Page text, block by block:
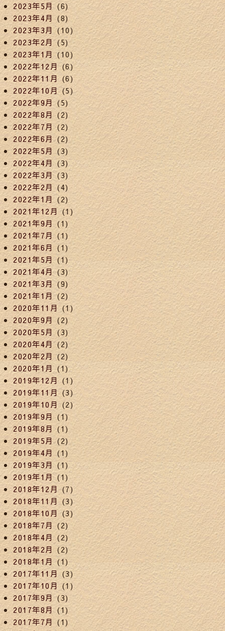
2023年5月(6)
2023年4月 (8)
2023年3月 (10)
2023年2月(5)
2023年1月 (10)
2022年12月 (6)
2022年11月 (6)
2022年10月(5)
2022年9月 (5)
2022年8月 (2)
2022年7月 (2)
2022年6月(2)
2022年5月 (3)
2022年4月(3)
2022年3月(3)
2022年2月 (4)
2022年1月 (2)
2021年12月 (1)
2021年9月 (1)
2021年7月 (1)
2021年6月 (1)
2021年5月(1)
2021年4月(3)
2021年3月 (9)
2021年1月(2)
2020年11月 (1)
2020年9月 (2)
2020年5月 (3)
2020年4月(2)
2020年2月 (2)
2020年1月(1)
2019年12月 (1)
2019年11月(3)
2019年10月 (2)
2019年9月 (1)
2019年8月 (1)
2019年5月(2)
2019年4月 (1)
2019年3月(1)
2019年1月(1)
2018年12月(7)
2018年11月(3)
2018年10月 (3)
2018年7月 (2)
2018年4月 (2)
2018年2月 (2)
2018年1月(1)
2017年11月 (3)
2017年10月 (1)
2017年9月(3)
2017年8月(1)
2017年7月 (1)